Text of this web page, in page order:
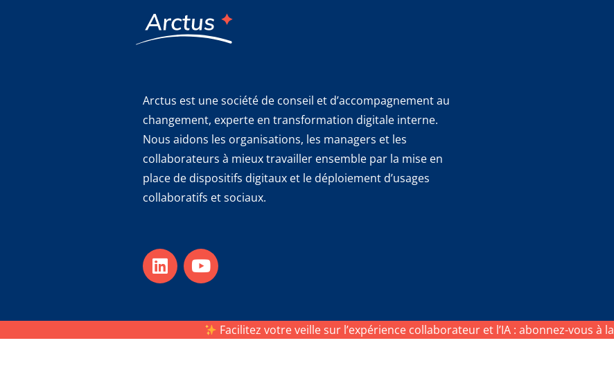
Arctus est une société de conseil et d’accompagnement au
changement, experte en transformation digitale interne.
Nous aidons les organisations, les managers et les
collaborateurs à mieux travailler ensemble par la mise en
place de dispositifs digitaux et le déploiement d’usages
collaboratifs et sociaux.
© Arctus 2022 – Tous droits réservés
Facilitez votre veille sur l’expérience collaborateur et l’IA : abonnez-vous à la